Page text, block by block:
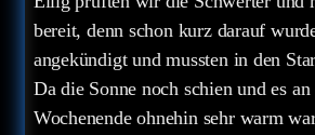
bereit, denn schon kurz darauf
angekündigt und mussten in den
Da die Sonne noch schien und es an
Wochenende ohnehin sehr warm